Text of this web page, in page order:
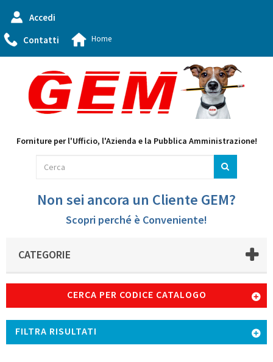
Accedi
Contatti
Home
Forniture per l'Ufficio, l'Azienda e la Pubblica Amministrazione!
Non sei ancora un Cliente GEM?
Scopri perché è Conveniente!
CATEGORIE
CERCA PER CODICE CATALOGO
FILTRA RISULTATI